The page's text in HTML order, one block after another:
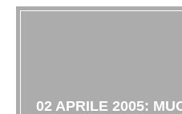
02 APRILE 2005: